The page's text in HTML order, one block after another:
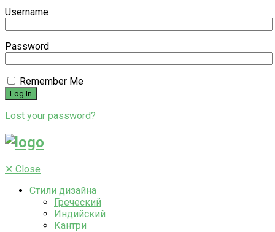
Username
Password
Remember Me
Lost your password?
✕ Close
Стили дизайна
Греческий
Индийский
Кантри